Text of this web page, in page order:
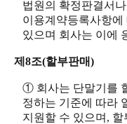
법원의 확정판결서
이용계약등록사항
있으며 회사는 이에
제8조(할부판매)
① 회사는 단말기를
정하는 기준에 따라
지원할 수 있으며,